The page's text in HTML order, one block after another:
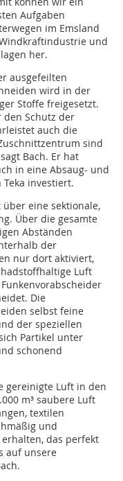
Aufgaben
im Emsland
und
her.
ausgefeilten
wird in der
Stoffe freigesetzt.
Schutz der
auch die
sind
Bach. Er hat
in eine Absaug- und
Teka investiert.
eine sektionale,
Über die gesamte
Abständen
der
nur dort aktiviert,
Luft
Die
selbst feine
der speziellen
Partikel unter
schonend
gereinigte Luft in den
m³ saubere Luft
textilen
und
das perfekt
auf unsere